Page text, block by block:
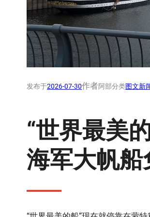
发布于2026-07-30作者阿部分类图文新
“世界最美
海军大帆船